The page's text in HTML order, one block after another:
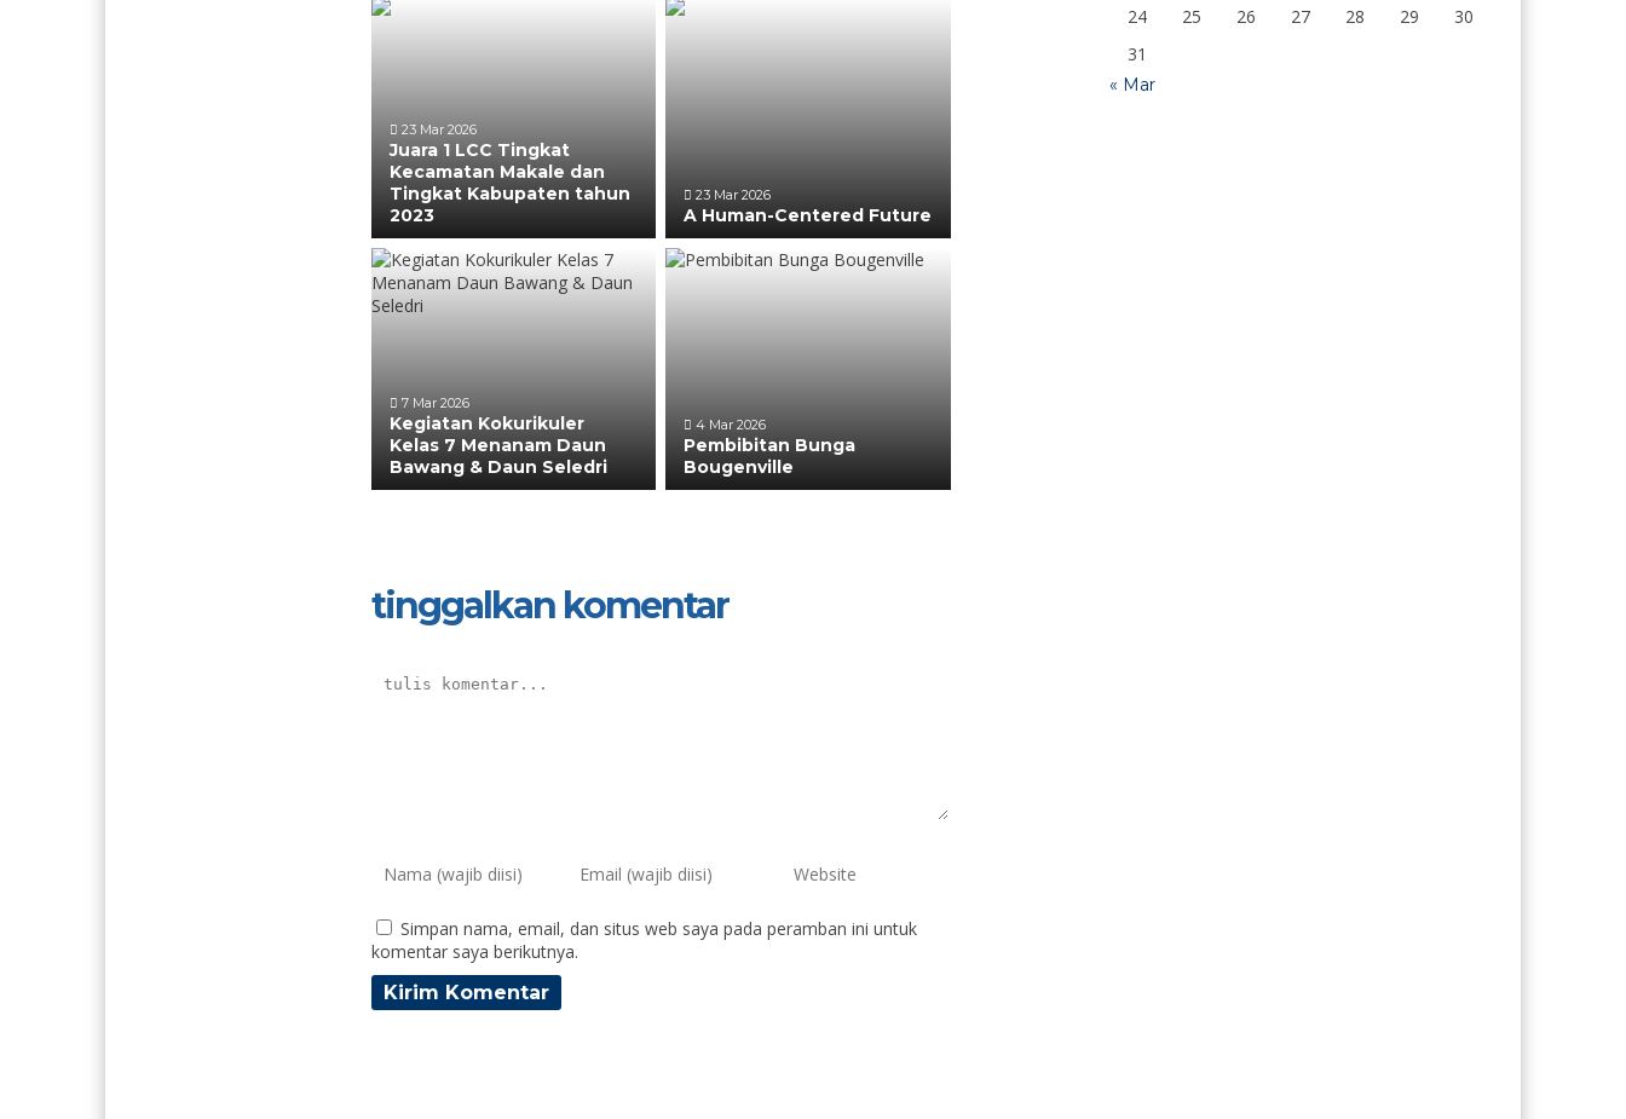
23 Mar 2026
Juara 1 LCC Tingkat
Kecamatan Makale dan
Tingkat Kabupaten tahun
2023
23 Mar 2026
A Human-Centered Future
7 Mar 2026
Kegiatan Kokurikuler
Kelas 7 Menanam Daun
Bawang & Daun Seledri
4 Mar 2026
Pembibitan Bunga
Bougenville
tinggalkan komentar
Simpan nama, email, dan situs web saya pada peramban ini untuk
komentar saya berikutnya.
24 25 26 27 28 29
30
31
« Mar